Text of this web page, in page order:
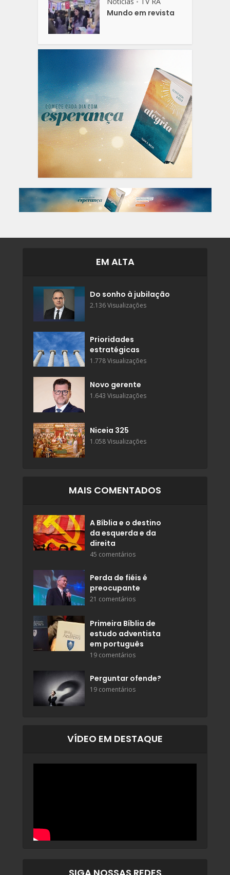
•
Mundo em revista
EM ALTA
Do sonho à jubilação
2.136 Visualizações
Prioridades
estratégicas
1.778 Visualizações
Novo gerente
1.643 Visualizações
Niceia 325
1.058 Visualizações
MAIS COMENTADOS
A Bíblia e o destino
da esquerda e da
direita
45 comentários
Perda de fiéis é
preocupante
21 comentários
Primeira Bíblia de
estudo adventista
em português
19 comentários
Perguntar ofende?
19 comentários
VÍDEO EM DESTAQUE